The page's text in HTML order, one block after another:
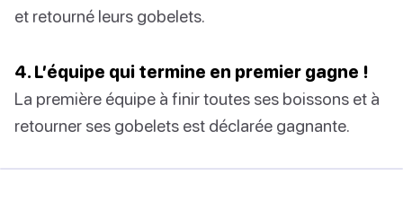
et retourné leurs gobelets.
4. L’équipe qui termine en premier gagne !
La première équipe à finir toutes ses boissons et à
retourner ses gobelets est déclarée gagnante.